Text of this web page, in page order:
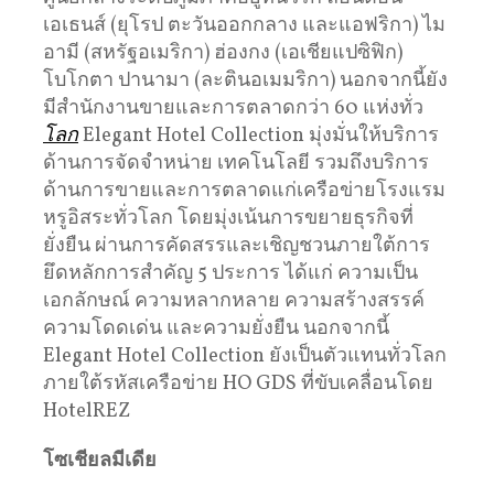
เอเธนส์ (ยุโรป ตะวันออกกลาง และแอฟริกา) ไม
อามี (สหรัฐอเมริกา) ฮ่องกง (เอเชียแปซิฟิก)
โบโกตา ปานามา (ละตินอเมมริกา) นอกจากนี้ยัง
มีสำนักงานขายและการตลาดกว่า 60 แห่งทั่ว
โลกElegant Hotel Collection มุ่งมั่นให้บริการ
ด้านการจัดจำหน่าย เทคโนโลยี รวมถึงบริการ
ด้านการขายและการตลาดแก่เครือข่ายโรงแรม
หรูอิสระทั่วโลก โดยมุ่งเน้นการขยายธุรกิจที่
ยั่งยืน ผ่านการคัดสรรและเชิญชวนภายใต้การ
ยึดหลักการสำคัญ 5 ประการ ได้แก่ ความเป็น
เอกลักษณ์ ความหลากหลาย ความสร้างสรรค์
ความโดดเด่น และความยั่งยืน นอกจากนี้
Elegant Hotel Collection ยังเป็นตัวแทนทั่วโลก
ภายใต้รหัสเครือข่าย HO GDS ที่ขับเคลื่อนโดย
HotelREZ
โซเชียลมีเดีย